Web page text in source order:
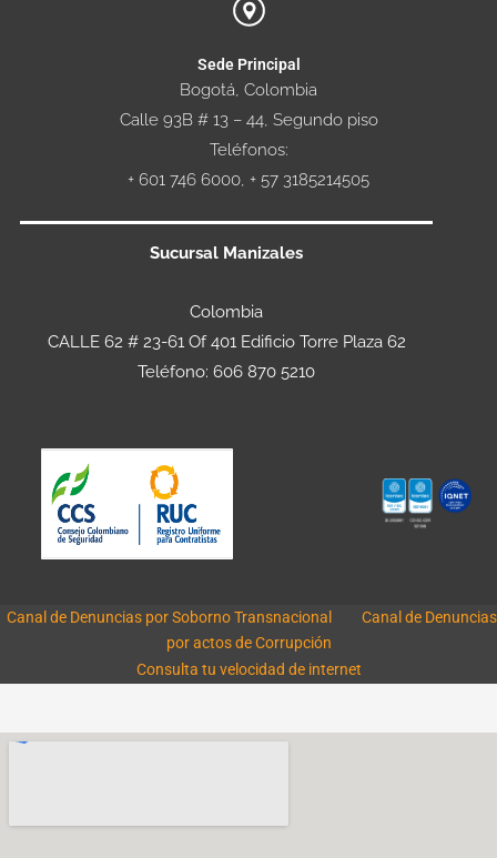
Sede Principal
Bogotá, Colombia
Calle 93B # 13 – 44, Segundo piso
Teléfonos:
+ 601 746 6000, + 57 3185214505
Sucursal Manizales
Colombia
CALLE 62 # 23-61 Of 401 Edificio Torre Plaza 62
Teléfono: 606 870 5210
Canal de Denuncias por Soborno Transnacional
Canal de Denuncias
por actos de Corrupción
Consulta tu velocidad de internet